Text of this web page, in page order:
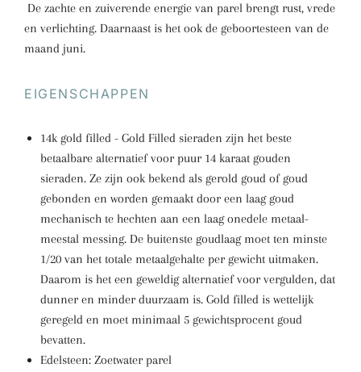
De zachte en zuiverende energie van parel brengt rust, vrede
en verlichting. Daarnaast is het ook de geboortesteen van de
maand juni.
EIGENSCHAPPEN
14k gold filled - Gold Filled sieraden zijn het beste
betaalbare alternatief voor puur 14 karaat gouden
sieraden. Ze zijn ook bekend als gerold goud of goud
gebonden en worden gemaakt door een laag goud
mechanisch te hechten aan een laag onedele metaal-
meestal messing. De buitenste goudlaag moet ten minste
1/20 van het totale metaalgehalte per gewicht uitmaken.
Daarom is het een geweldig alternatief voor vergulden, dat
dunner en minder duurzaam is. Gold filled is wettelijk
geregeld en moet minimaal 5 gewichtsprocent goud
bevatten.
Edelsteen: Zoetwater parel